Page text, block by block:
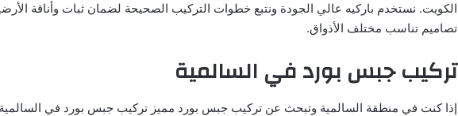
الكويت. نستخدم باركيه عالي الجودة ونتبع خطوات التركيب الصحيحة لضمان ثبات وأناقة
تصاميم تناسب مختلف الأذواق.
تركيب جبس بورد في السالمية
إذا كنت في منطقة السالمية وتبحث عن تركيب جبس بورد مميز تركيب جبس بورد في